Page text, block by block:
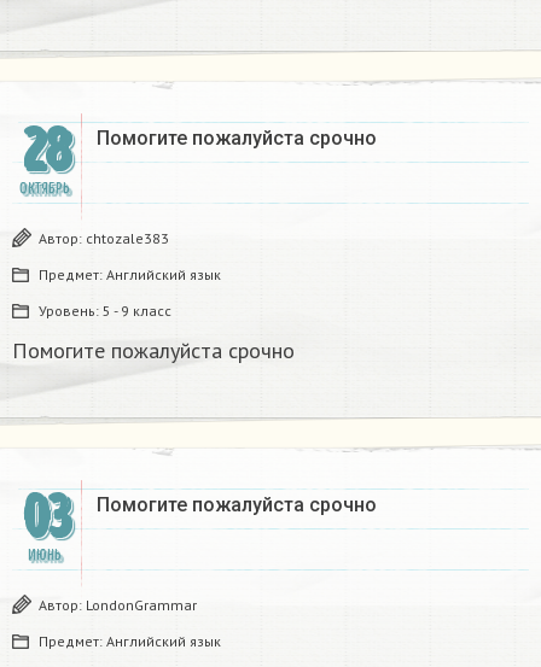
28
ОКТЯБРЬ
Помогите пожалуйста срочно
Автор: chtozale383
Предмет: Английский язык
Уровень: 5 - 9 класс
Помогите пожалуйста срочно
03
ИЮНЬ
Помогите пожалуйста срочно
Автор: LondonGrammar
Предмет: Английский язык